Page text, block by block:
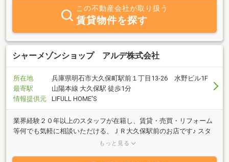
この不動産会社が取り扱う
賃貸物件を探す
シャーメゾンショップ アルデ株式会社
所在地
兵庫県明石市大久保町駅前１丁目13-26 水野ビル1F
最寄駅
山陽本線 大久保駅 徒歩1分
情報提供元
LIFULL HOME'S
業界経験２０年以上のスタッフが在籍し、賃貸・売買・リフォーム
等何でも気軽に相談いただける、ＪＲ大久保駅前のお店です♪ スタ
ッフの入れ替わりが無いので、安心して長くお付き合いいただけま
もっと見る